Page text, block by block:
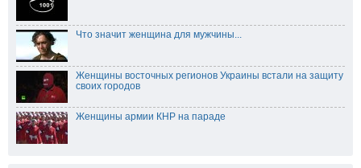
Что значит женщина для мужчины...
Женщины восточных регионов Украины встали на защиту
своих городов
Женщины армии КНР на параде